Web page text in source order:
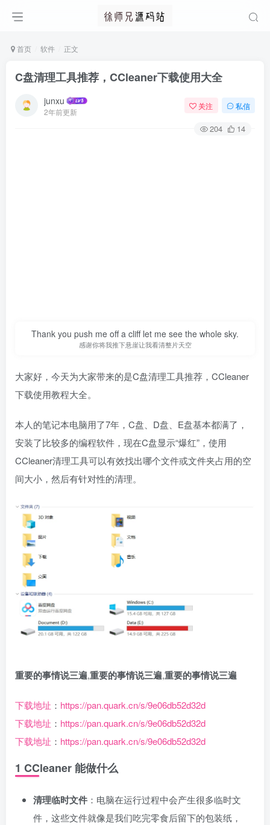
首页 软件 正文
C盘清理工具推荐，CCleaner下载使用大全
junxu
2年前更新
关注 私信
204 14
Thank you push me off a cliff let me see the whole sky.
感谢你将我推下悬崖让我看清整片天空
大家好，今天为大家带来的是C盘清理工具推荐，CCleaner
下载使用教程大全。
本人的笔记本电脑用了7年，C盘、D盘、E盘基本都满了，
安装了比较多的编程软件，现在C盘显示“爆红”，使用
CCleaner清理工具可以有效找出哪个文件或文件夹占用的空
间大小，然后有针对性的清理。
重要的事情说三遍,重要的事情说三遍,重要的事情说三遍
下载地址 ： https://pan.quark.cn/s/9e06db52d32d
下载地址 ： https://pan.quark.cn/s/9e06db52d32d
下载地址 ： https://pan.quark.cn/s/9e06db52d32d
1 CCleaner 能做什么
清理临时文件 ：电脑在运行过程中会产生很多临时文
件，这些文件就像是我们吃完零食后留下的包装纸，